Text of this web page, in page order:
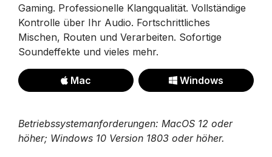
Gaming. Professionelle Klangqualität. Vollständige
Kontrolle über Ihr Audio. Fortschrittliches
Mischen, Routen und Verarbeiten. Sofortige
Soundeffekte und vieles mehr.
Mac Windows
Betriebssystemanforderungen: MacOS 12 oder
höher; Windows 10 Version 1803 oder höher.